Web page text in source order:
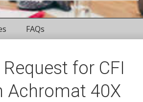
FAQs
Request for CFI
Achromat 40X